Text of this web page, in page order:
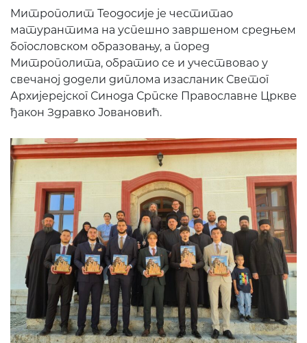
Митрополит Теодосије је честитао
матурантима на успешно завршеном средњем
богословском образовању, а поред
Митрополита, обратио се и учествовао у
свечаној додели диплома изасланик Светог
Архијерејског Синода Српске Православне Цркве
ђакон Здравко Јовановић.